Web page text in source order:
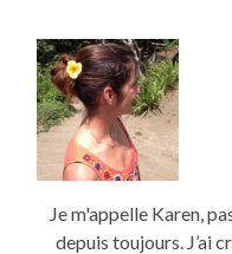
Je m'appelle Karen,
depuis toujours. J’ai